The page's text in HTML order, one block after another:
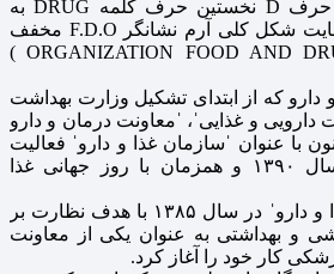
در نیمه راست نماد نیز حرف D نخستین حرف کلمه DRUG به
معنای دارو است و در نهایت شکل کلی آرم نشانگر F.D.O مخفف
سازمان غذا و دارو(ORGANIZATION FOOD AND DRUG )
دارو که از ابتدای تشکیل وزارت بهداشت
و غذاییˈ، ˈمعاونت درمان و دارو
با عنوان ˈسازمان غذا و داروˈ فعالیت
می کند، ۲۱ مهر ماه سال ۱۳۹۰ و همزمان با روز جهانی غذا
به طور کلی ˈسازمان غذا و داروˈ در سال ۱۳۸۵ با هدف نظارت بر
و بهداشتی به عنوان یکی از معاونت
کار خود را آغاز کرد.